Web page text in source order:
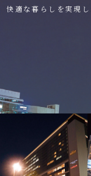
快適な暮らしを実現し